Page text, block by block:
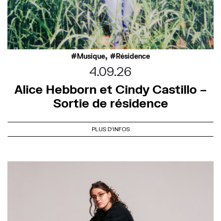
Musique, Résidence
4.09.26
Alice Hebborn et Cindy Castillo –
Sortie de résidence
PLUS D'INFOS